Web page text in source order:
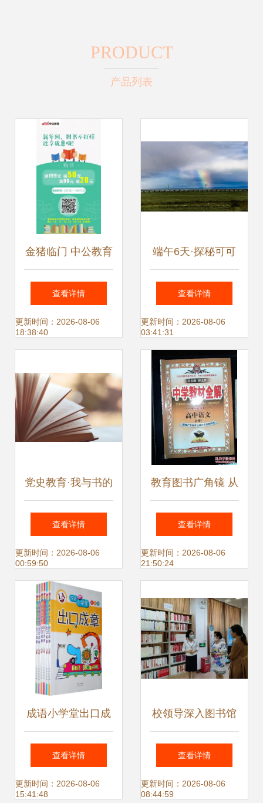
PRODUCT
产品列表
金猪临门 中公教育
新年不打烊，购书
享超值优惠
查看详情
更新时间：2026-08-06
18:38:40
端午6天·探秘可可
西里 西部地理教科
书级别的线路，走
入中国最后无人区
查看详情
更新时间：2026-08-06
03:41:31
党史教育·我与书的
故事｜征文比赛优
秀作品展播之十九
《我的读书故事 教
育图书的启示》
查看详情
更新时间：2026-08-06
00:59:50
教育图书广角镜 从
启蒙到青春的学习
全攻略
查看详情
更新时间：2026-08-06
21:50:24
成语小学堂出口成
章套装 让孩子在趣
味中掌握语言精华
查看详情
更新时间：2026-08-06
15:41:48
校领导深入图书馆
调研指导，助力主
题教育图书专架建
查看详情
更新时间：2026-08-06
08:44:59